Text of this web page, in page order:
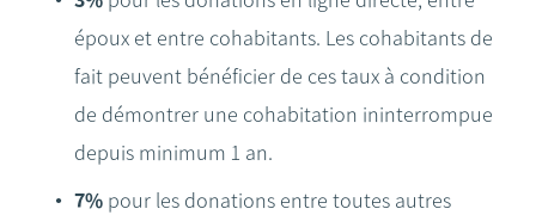
époux et entre cohabitants. Les cohabitants de
fait peuvent bénéficier de ces taux à condition
de démontrer une cohabitation ininterrompue
depuis minimum 1 an.
7% pour les donations entre toutes autres